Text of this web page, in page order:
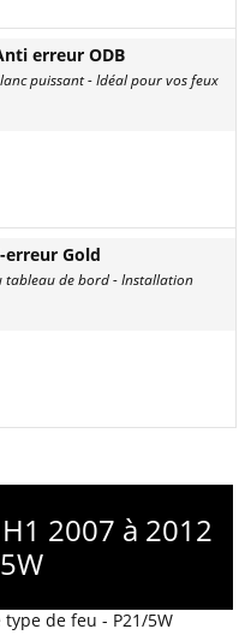
erreur ODB
puissant - Idéal pour vos feux
erreur Gold
tableau de bord - Installation
2007 à 2012
de feu - P21/5W